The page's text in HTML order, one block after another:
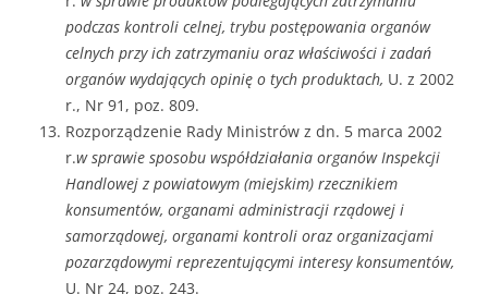
podczas kontroli celnej, trybu postępowania organów
celnych przy ich zatrzymaniu oraz właściwości i zadań
organów wydających opinię o tych produktach, U. z 2002
r., Nr 91, poz. 809.
Rozporządzenie Rady Ministrów z dn. 5 marca 2002
r.w sprawie sposobu współdziałania organów Inspekcji
Handlowej z powiatowym (miejskim) rzecznikiem
konsumentów, organami administracji rządowej i
samorządowej, organami kontroli oraz organizacjami
pozarządowymi reprezentującymi interesy konsumentów,
U. Nr 24, poz. 243.